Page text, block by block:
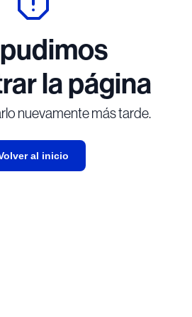
la página
nuevamente más tarde.
al inicio